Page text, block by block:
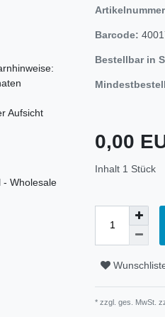
Aufsicht
- Wholesale
Barcode:
Bestellbar in
0,00
Inhalt 1 Stück
* zzgl. ges. MwSt.